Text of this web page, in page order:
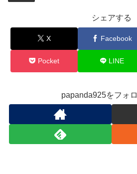
シェアする
X Facebook
Pocket LINE
papanda925をフォ